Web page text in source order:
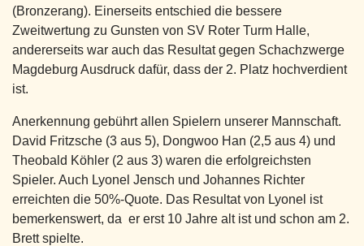
(Bronzerang). Einerseits entschied die bessere
Zweitwertung zu Gunsten von SV Roter Turm Halle,
andererseits war auch das Resultat gegen Schachzwerge
Magdeburg Ausdruck dafür, dass der 2. Platz hochverdient
ist.
Anerkennung gebührt allen Spielern unserer Mannschaft.
David Fritzsche (3 aus 5), Dongwoo Han (2,5 aus 4) und
Theobald Köhler (2 aus 3) waren die erfolgreichsten
Spieler. Auch Lyonel Jensch und Johannes Richter
erreichten die 50%-Quote. Das Resultat von Lyonel ist
bemerkenswert, da er erst 10 Jahre alt ist und schon am 2.
Brett spielte.